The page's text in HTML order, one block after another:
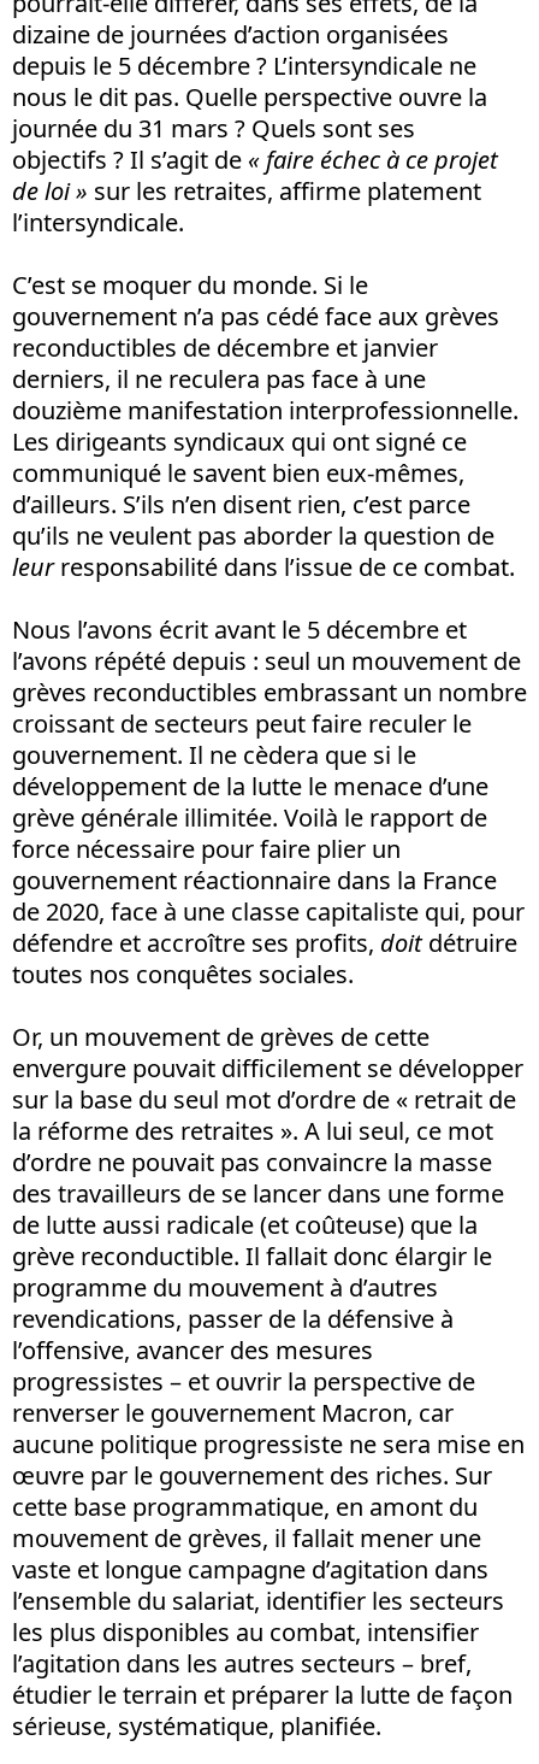
dizaine de journées d’action organisées
depuis le 5 décembre ? L’intersyndicale ne
nous le dit pas. Quelle perspective ouvre la
journée du 31 mars ? Quels sont ses
objectifs ? Il s’agit de « faire échec à ce projet
de loi » sur les retraites, affirme platement
l’intersyndicale.
C’est se moquer du monde. Si le
gouvernement n’a pas cédé face aux grèves
reconductibles de décembre et janvier
derniers, il ne reculera pas face à une
douzième manifestation interprofessionnelle.
Les dirigeants syndicaux qui ont signé ce
communiqué le savent bien eux-mêmes,
d’ailleurs. S’ils n’en disent rien, c’est parce
qu’ils ne veulent pas aborder la question de
leurresponsabilité dans l’issue de ce combat.
Nous l’avons écrit avant le 5 décembre et
l’avons répété depuis : seul un mouvement de
grèves reconductibles embrassant un nombre
croissant de secteurs peut faire reculer le
gouvernement. Il ne cèdera que si le
développement de la lutte le menace d’une
grève générale illimitée. Voilà le rapport de
force nécessaire pour faire plier un
gouvernement réactionnaire dans la France
de 2020, face à une classe capitaliste qui, pour
défendre et accroître ses profits, doitdétruire
toutes nos conquêtes sociales.
Or, un mouvement de grèves de cette
envergure pouvait difficilement se développer
sur la base du seul mot d’ordre de « retrait de
la réforme des retraites ». A lui seul, ce mot
d’ordre ne pouvait pas convaincre la masse
des travailleurs de se lancer dans une forme
de lutte aussi radicale (et coûteuse) que la
grève reconductible. Il fallait donc élargir le
programme du mouvement à d’autres
revendications, passer de la défensive à
l’offensive, avancer des mesures
progressistes – et ouvrir la perspective de
renverser le gouvernement Macron, car
aucune politique progressiste ne sera mise en
œuvre par le gouvernement des riches. Sur
cette base programmatique, en amont du
mouvement de grèves, il fallait mener une
vaste et longue campagne d’agitation dans
l’ensemble du salariat, identifier les secteurs
les plus disponibles au combat, intensifier
l’agitation dans les autres secteurs – bref,
étudier le terrain et préparer la lutte de façon
sérieuse, systématique, planifiée.